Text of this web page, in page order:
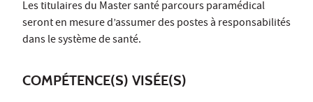
Les titulaires du Master santé parcours paramédical
seront en mesure d’assumer des postes à responsabilités
dans le système de santé.
COMPÉTENCE(S) VISÉE(S)